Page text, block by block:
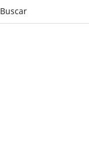
Buscar